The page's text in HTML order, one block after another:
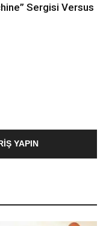
Sergisi Versus
YAPIN